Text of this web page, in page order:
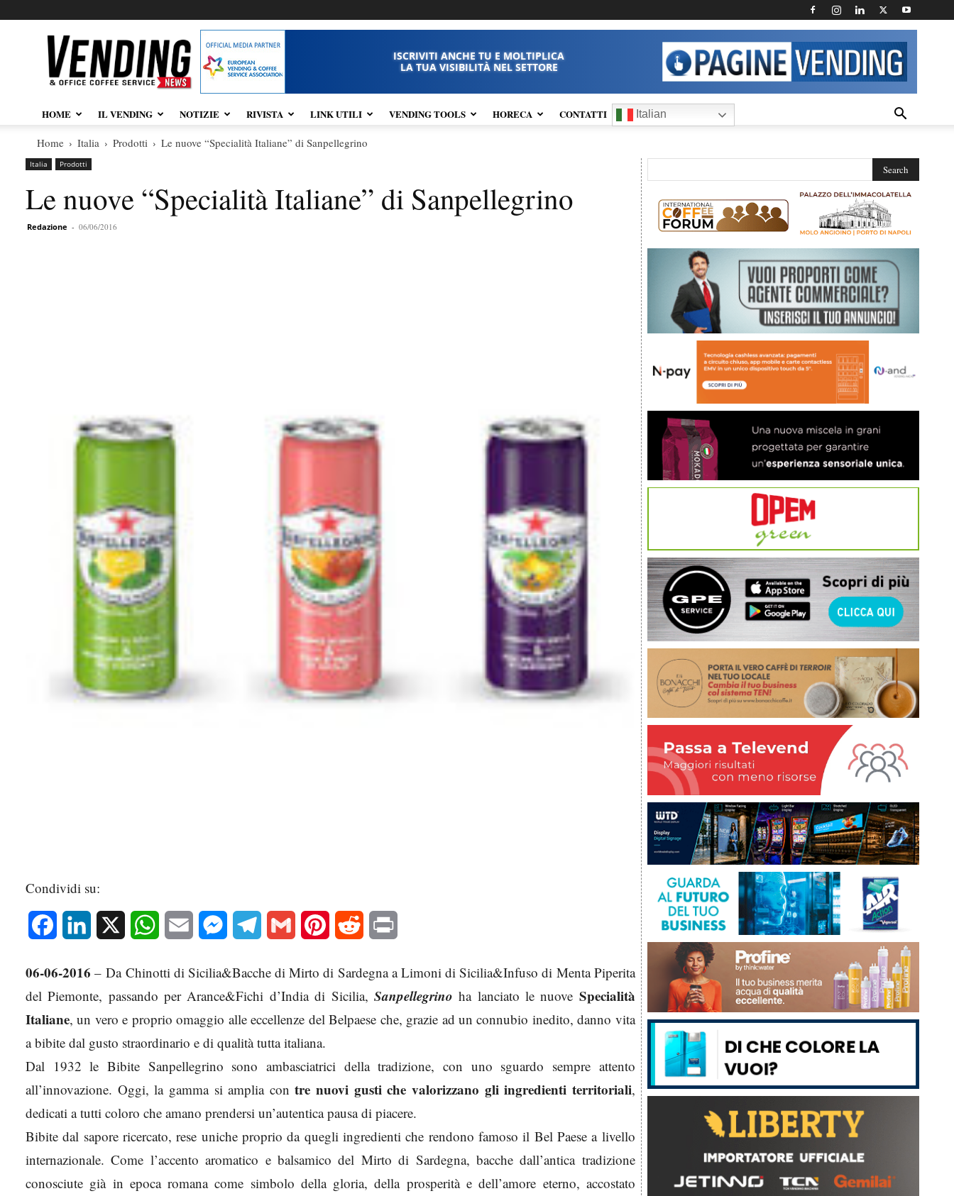
Vendingnews.it
ISCRIVITI ANCHE TU E MOLTIPLICA
LA TUA VISIBILITÀ NEL SETTORE
HOME IL VENDING NOTIZIE RIVISTA LINK UTILI VENDING TOOLS HORECA CONTATTI Italian
Home Italia Prodotti Le nuove “Specialità Italiane” di Sanpellegrino
Italia Prodotti
Le nuove “Specialità Italiane” di Sanpellegrino
Redazione - 06/06/2016
Condividi su:
Facebook LinkedIn WhatsAppEmail MessengerTelegram Gmail Pinterest Reddit
06-06-2016 – Da Chinotti di Sicilia&Bacche di Mirto di Sardegna a Limoni di Sicilia&Infuso di Menta Piperita
del Piemonte, passando per Arance&Fichi d’India di Sicilia, Sanpellegrino ha lanciato le nuove Specialità
Italiane, un vero e proprio omaggio alle eccellenze del Belpaese che, grazie ad un connubio inedito, danno vita
a bibite dal gusto straordinario e di qualità tutta italiana.
Dal 1932 le Bibite Sanpellegrino sono ambasciatrici della tradizione, con uno sguardo sempre attento
all’innovazione. Oggi, la gamma si amplia con tre nuovi gusti che valorizzano gli ingredienti territoriali,
dedicati a tutti coloro che amano prendersi un’autentica pausa di piacere.
Bibite dal sapore ricercato, rese uniche proprio da quegli ingredienti che rendono famoso il Bel Paese a livello
internazionale. Come l’accento aromatico e balsamico del Mirto di Sardegna, bacche dall’antica tradizione
conosciute già in epoca romana come simbolo della gloria, della prosperità e dell’amore eterno, accostato